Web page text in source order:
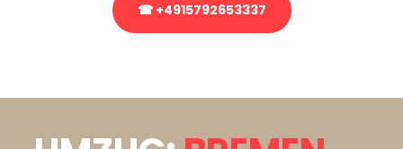
☎ +4915792653337